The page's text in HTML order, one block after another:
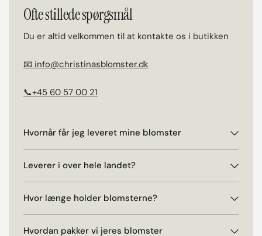
Ofte stillede spørgsmål
Du er altid velkommen til at kontakte os i butikken
📧 info@christinasblomster.dk
📞+45 60 57 00 21
Hvornår får jeg leveret mine blomster
Leverer i over hele landet?
Hvor længe holder blomsterne?
Hvordan pakker vi jeres blomster